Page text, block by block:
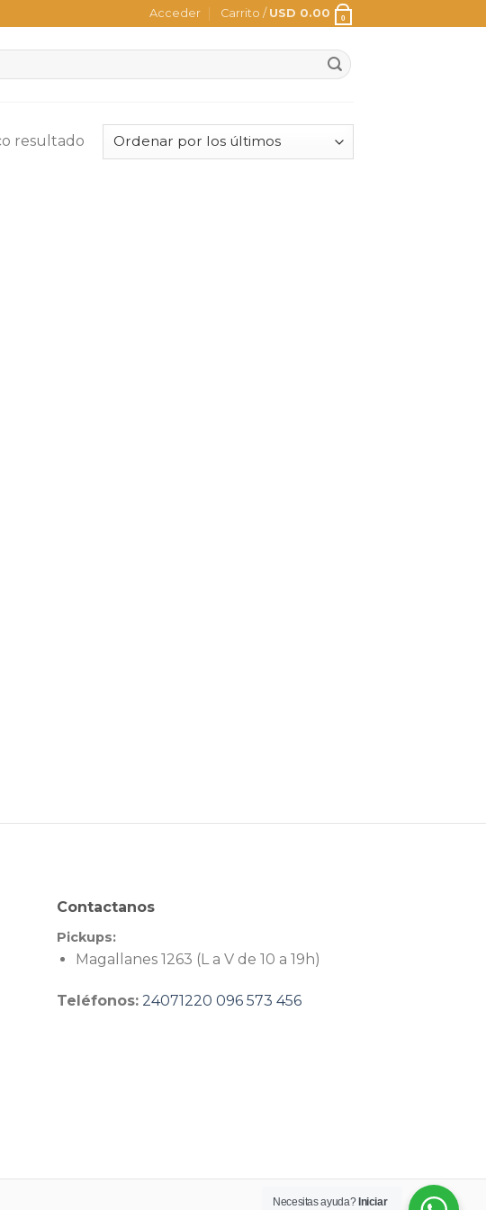
Acceder Carrito / USD 0.00 0
resultado
Contactanos
Pickups:
Magallanes 1263 (L a V de 10 a 19h)
Teléfonos: 24071220 096 573 456
Necesitas ayuda? Iniciar